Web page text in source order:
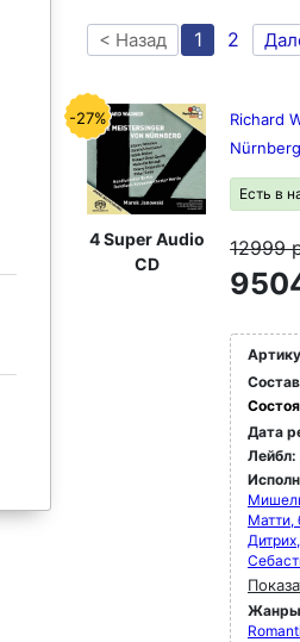
< Назад 1 2
-27%
4 Super Audio
CD
Richard
Есть в
12999
Дата
Лейбл:
Матти,